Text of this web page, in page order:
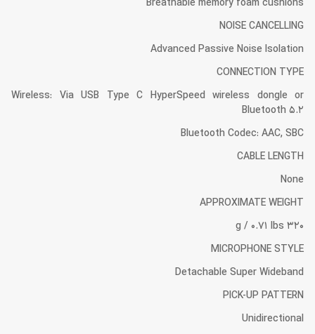
Breathable memory foam cushions
NOISE CANCELLING
Advanced Passive Noise Isolation
CONNECTION TYPE
Wireless: Via USB Type C HyperSpeed wireless dongle or
Bluetooth 5.2
Bluetooth Codec: AAC, SBC
CABLE LENGTH
None
APPROXIMATE WEIGHT
320 g / 0.71 lbs
MICROPHONE STYLE
Detachable Super Wideband
PICK-UP PATTERN
Unidirectional